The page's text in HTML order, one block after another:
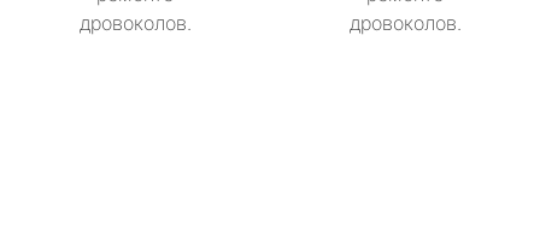
дровоколов.
дровоколов.